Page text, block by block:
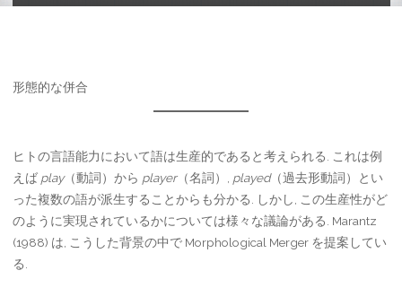
ー
形態的な併合
ヒトの言語能力において語は生産的であると考えられる. これは例
えば play（動詞）から player（名詞）, played（過去形動詞）とい
った複数の語が派生することからも分かる. しかし, この生産性がど
のように実現されているかについては様々な議論がある. Marantz
(1988) は, こうした背景の中で Morphological Merger を提案してい
る.